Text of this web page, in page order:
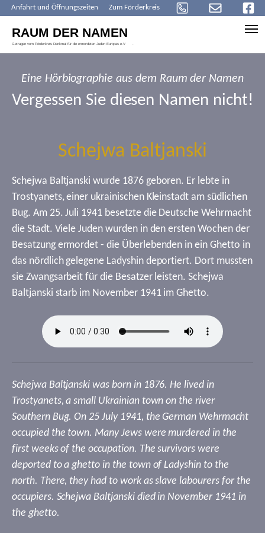
Anfahrt und Öffnungszeiten Zum Förderkreis
Eine Hörbiographie aus dem Raum der Namen
Vergessen Sie diesen Namen nicht!
Schejwa Baltjanski
Schejwa Baltjanski wurde 1876 geboren. Er lebte in
Trostyanets, einer ukrainischen Kleinstadt am südlichen
Bug. Am 25. Juli 1941 besetzte die Deutsche Wehrmacht
die Stadt. Viele Juden wurden in den ersten Wochen der
Besatzung ermordet - die Überlebenden in ein Ghetto in
das nördlich gelegene Ladyshin deportiert. Dort mussten
sie Zwangsarbeit für die Besatzer leisten. Schejwa
Baltjanski starb im November 1941 im Ghetto.
Schejwa Baltjanski was born in 1876. He lived in
Trostyanets, a small Ukrainian town on the river
Southern Bug. On 25 July 1941, the German Wehrmacht
occupied the town. Many Jews were murdered in the
first weeks of the occupation. The survivors were
deported to a ghetto in the town of Ladyshin to the
north. There, they had to work as slave labourers for the
occupiers. Schejwa Baltjanski died in November 1941 in
the ghetto.